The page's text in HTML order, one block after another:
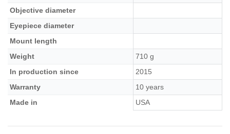
Objective diameter
Eyepiece diameter
Mount length
Weight
710 g
In production since
2015
Warranty
10 years
Made in
USA